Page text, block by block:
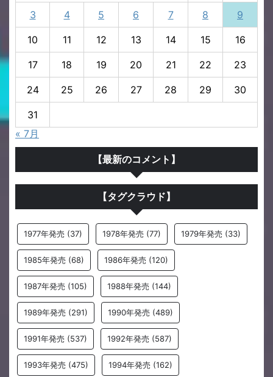
3 4 5 6 7 8 9
10 11 12 13 14 15 16
17 18 19 20 21 22 23
24 25 26 27 28 29 30
31
« 7月
【最新のコメント】
【タグクラウド】
1977年発売 (37) 1978年発売 (77) 1979年発売 (33)
1985年発売 (68) 1986年発売 (120)
1987年発売 (105) 1988年発売 (144)
1989年発売 (291) 1990年発売 (489)
1991年発売 (537) 1992年発売 (587)
1993年発売 (475) 1994年発売 (162)